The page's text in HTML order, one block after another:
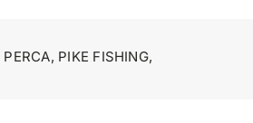
PERCA, PIKE FISHING,